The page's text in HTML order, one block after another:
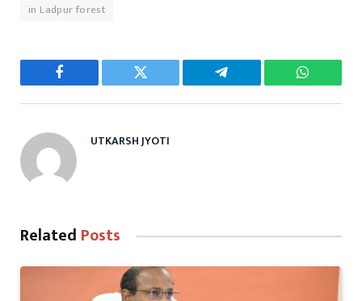
in Ladpur forest
Facebook Twitter Telegram
UTKARSH JYOTI
Related Posts